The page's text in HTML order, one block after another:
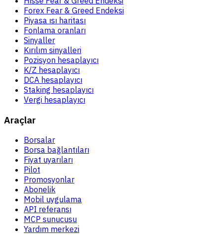
Forex Fear & Greed Endeksi
Piyasa ısı haritası
Fonlama oranları
Sinyaller
Kırılım sinyalleri
Pozisyon hesaplayıcı
K/Z hesaplayıcı
DCA hesaplayıcı
Staking hesaplayıcı
Vergi hesaplayıcı
Araçlar
Borsalar
Borsa bağlantıları
Fiyat uyarıları
Pilot
Promosyonlar
Abonelik
Mobil uygulama
API referansı
MCP sunucusu
Yardım merkezi